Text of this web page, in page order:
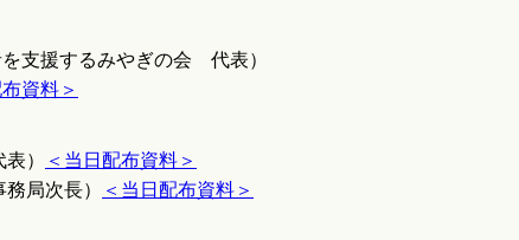
支援するみやぎの会 代表）
資料＞
）
＜当日配布資料＞
局次長）
＜当日配布資料＞